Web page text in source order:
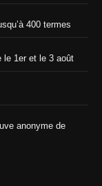
400 termes
le 1er et le 3 août
anonyme de